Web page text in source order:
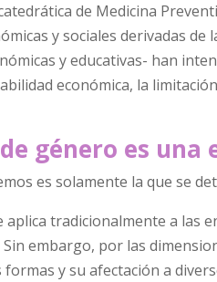
de Medicina
y sociales derivadas
y educativas- han
económica, la
género es una
es solamente la que se
aplica tradicionalmente a
embargo, por las
y su afectación a